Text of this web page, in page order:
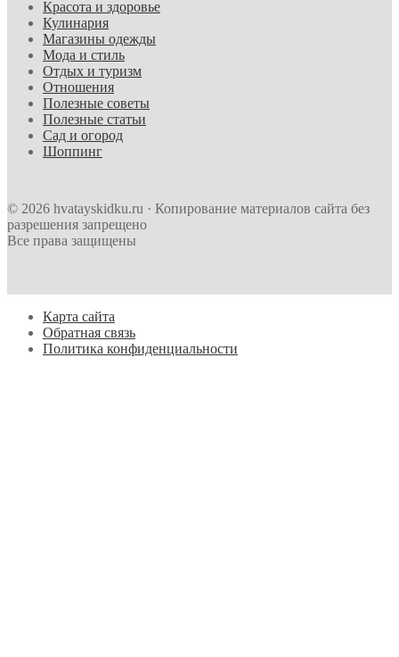
Красота и здоровье
Кулинария
Магазины одежды
Мода и стиль
Отдых и туризм
Отношения
Полезные советы
Полезные статьи
Сад и огород
Шоппинг
© 2026 hvatayskidku.ru · Копирование материалов сайта без
разрешения запрещено
Все права защищены
Карта сайта
Обратная связь
Политика конфиденциальности